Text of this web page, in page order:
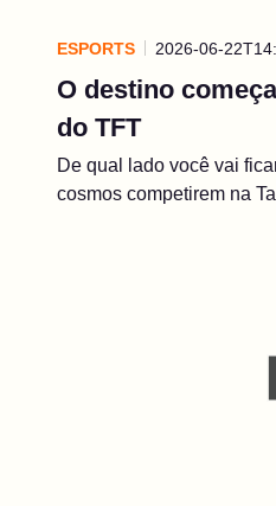
ESPORTS 2026-06-
O destino
do TFT
De qual lado você vai
cosmos competirem na